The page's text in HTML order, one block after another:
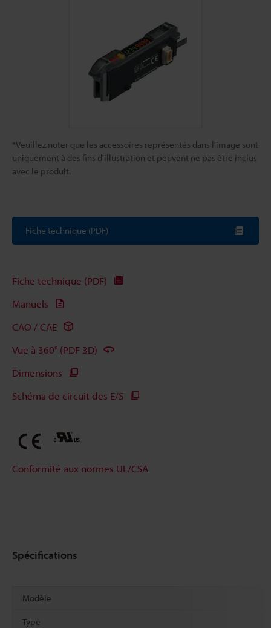
*Veuillez noter que les accessoires représentés dans l'image sont
uniquement à des fins d'illustration et peuvent ne pas être inclus
avec le produit.
Fiche technique (PDF)
Fiche technique (PDF)
Manuels
CAO / CAE
Vue à 360° (PDF 3D)
Dimensions
Schéma de circuit des E/S
Conformité aux normes UL/CSA
Spécifications
Modèle
Type